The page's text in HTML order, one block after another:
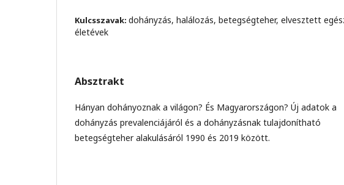
Kulcsszavak: dohányzás, halálozás, betegségteher, elvesztett
életévek
Absztrakt
Hányan dohányoznak a világon? És Magyarországon? Új adatok a
dohányzás prevalenciájáról és a dohányzásnak tulajdonítható
betegségteher alakulásáról 1990 és 2019 között.